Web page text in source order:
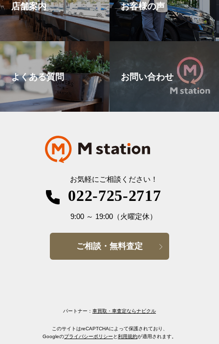
店舗案内 お客様の声
よくある質問 お問い合わせ
お気軽にご相談ください！
022-725-2717
9:00～ 19:00（火曜定休）
ご相談・無料査定
パートナー： 車買取・車査定ならナビクル
このサイトはreCAPTCHAによって保護されており、
Googleのプライバシーポリシー と利用規約が適用されます。